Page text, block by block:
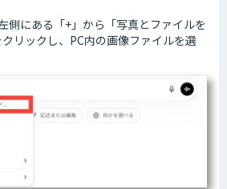
側にある「+」から「写真とファイルを
リックし、PC内の画像ファイルを選